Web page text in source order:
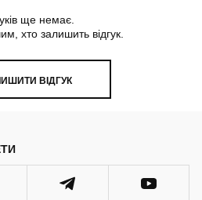
ще немає.
хто залишить відгук.
ВІДГУК